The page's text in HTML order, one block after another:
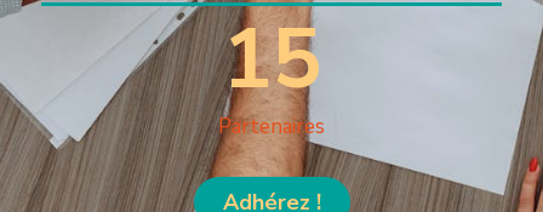
Partenaires
15
Adhérez !